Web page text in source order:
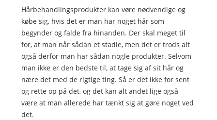
Hårbehandlingsprodukter kan vøre nødvendige og
købe sig, hvis det er man har noget hår som
begynder og falde fra hinanden. Der skal meget til
for, at man når sådan et stadie, men det er trods alt
også derfor man har sådan nogle produkter. Selvom
man ikke er den bedste til, at tage sig af sit hår og
nære det med de rigtige ting. Så er det ikke for sent
og rette op på det, og det kan alt andet lige også
være at man allerede har tænkt sig at gøre noget ved
det.